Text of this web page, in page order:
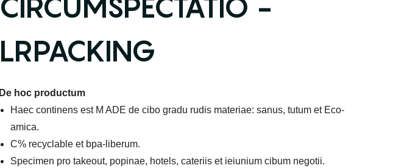
LRPACKING
De hoc productum
Haec continens est MADE de cibo gradu rudis materiae: sanus, tutum et Eco-
amica.
C% recyclable et bpa-liberum.
Specimen pro takeout, popinae, hotels, cateriis et ieiunium cibum negotii.